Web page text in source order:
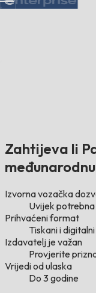
Zahtijeva li
Izvorna vozačka
Uvijek potrebna
Prihvaćeni format
Tiskani i digitalni
Izdavatelj je važan
Provjerite
Vrijedi od ulaska
Do 3 godine